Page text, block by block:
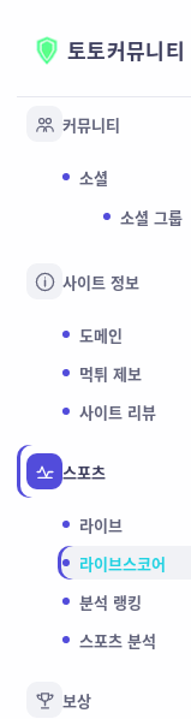
토토커뮤니티
커뮤니티
소셜
소셜 그룹
사이트 정보
도메인
먹튀 제보
사이트 리뷰
스포츠
라이브
라이브스코어
분석 랭킹
스포츠 분석
보상